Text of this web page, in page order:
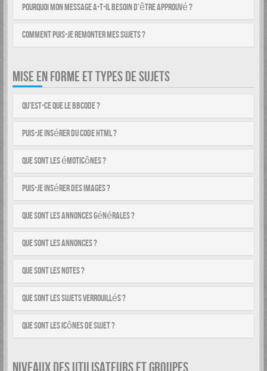
Pourquoi mon message a-t-il besoin d’être approuvé ?
Comment puis-je remonter mes sujets ?
MISE EN FORME ET TYPES DE SUJETS
Qu’est-ce que le BBCode ?
Puis-je insérer du code HTML ?
Que sont les émoticônes ?
Puis-je insérer des images ?
Que sont les annonces générales ?
Que sont les annonces ?
Que sont les notes ?
Que sont les sujets verrouillés ?
Que sont les icônes de sujet ?